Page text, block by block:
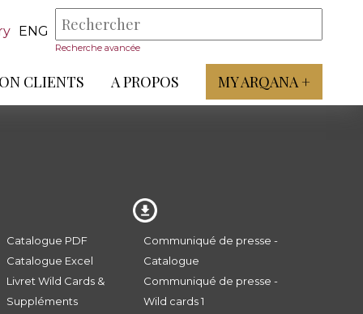
ENG
Recherche avancée
CLIENTS A PROPOS MY ARQANA +
Catalogue PDF
Catalogue Excel
Livret Wild Cards &
Suppléments
Communiqué de presse -
Catalogue
Communiqué de presse -
Wild cards 1